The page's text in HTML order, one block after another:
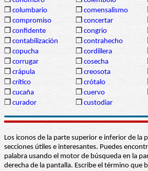
❒ columbario ❒ comensalismo
❒ compromiso ❒ concertar
❒ confidente ❒ congrio
❒ contabilización ❒ contrahecho
❒ copucha ❒ cordillera
❒ corrugar ❒ cosecha
❒ crápula ❒ creosota
❒ crítico ❒ crótalo
❒ cucaña ❒ cuervo
❒ curador ❒ custodiar
Los iconos de la parte superior e inferior de la
secciones útiles e interesantes. Puedes
palabra usando el motor de búsqueda en la
derecha de la pantalla. Escribe el término que